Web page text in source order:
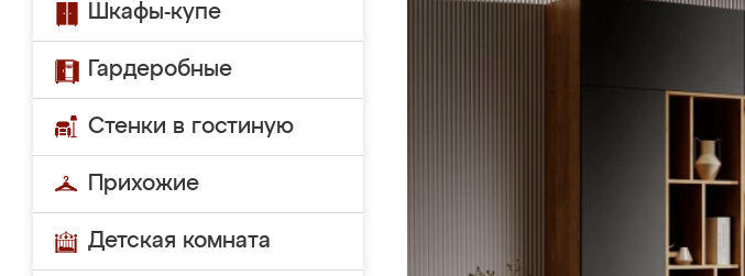
Шкафы-купе
Гардеробные
Стенки в гостиную
Прихожие
Детская комната